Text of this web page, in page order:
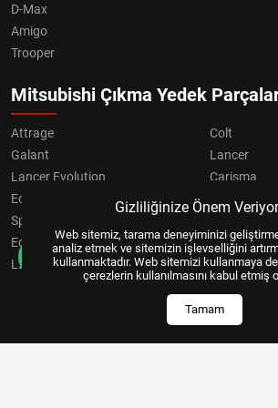
D-Max
Amigo
Trooper
Mitsubishi Çıkma Yedek
Attrage
Colt
Galant
Lancer
Lancer Evolution
Carisma
Eclipse
Grandis
Space Star
Eclipse Cross
L200
Pajero
Gizliliğinize Önem
Web sitemiz, tarama deneyiminizi
analiz etmek ve sitemizin işlevselliğini
kullanmaktadır. Web sitemizi kullanmaya
çerezlerin kullanılmasını kabul etmiş
Tamam